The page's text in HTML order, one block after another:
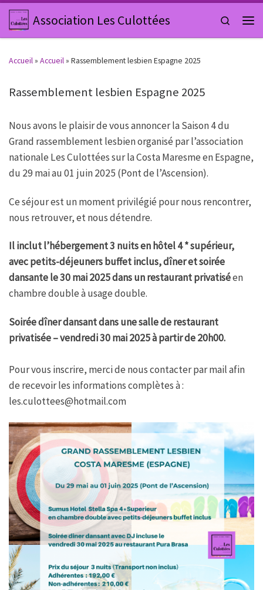
Passer au contenu
Association Les Culottées
Search
Accueil» Accueil» Rassemblement lesbien Espagne 2025
Rassemblement lesbien Espagne 2025
Nous avons le plaisir de vous annoncer la Saison 4 du
Grand rassemblement lesbien organisé par l’association
nationale Les Culottées sur la Costa Maresme en Espagne,
du 29 mai au 01 juin 2025 (Pont de l’Ascension).
Ce séjour est un moment privilégié pour nous rencontrer,
nous retrouver, et nous détendre.
Il inclut l’hébergement 3 nuits en hôtel 4 * supérieur,
avec petits-déjeuners buffet inclus, dîner et soirée
dansante le 30 mai 2025 dans un restaurant privatiséen
chambre double à usage double.
Soirée dîner dansant dans une salle de restaurant
privatisée – vendredi 30 mai 2025 à partir de 20h00.
Pour vous inscrire, merci de nous contacter par mail afin
de recevoir les informations complètes à :
les.culottees@hotmail.com